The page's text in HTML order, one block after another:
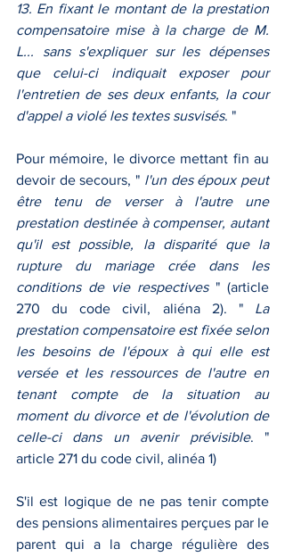
13. En fixant le montant de la prestation
compensatoire mise à la charge de M.
L... sans s'expliquer sur les dépenses
que celui-ci indiquait exposer pour
l'entretien de ses deux enfants, la cour
d'appel a violé les textes susvisés. "
Pour mémoire, le divorce mettant fin au
devoir de secours, " l'un des époux peut
être tenu de verser à l'autre une
prestation destinée à compenser, autant
qu'il est possible, la disparité que la
rupture du mariage crée dans les
conditions de vie respectives " (article
270 du code civil, aliéna 2). " La
prestation compensatoire est fixée selon
les besoins de l'époux à qui elle est
versée et les ressources de l'autre en
tenant compte de la situation au
moment du divorce et de l'évolution de
celle-ci dans un avenir prévisible. "
article 271 du code civil, alinéa 1)
S'il est logique de ne pas tenir compte
des pensions alimentaires perçues par le
parent qui a la charge régulière des